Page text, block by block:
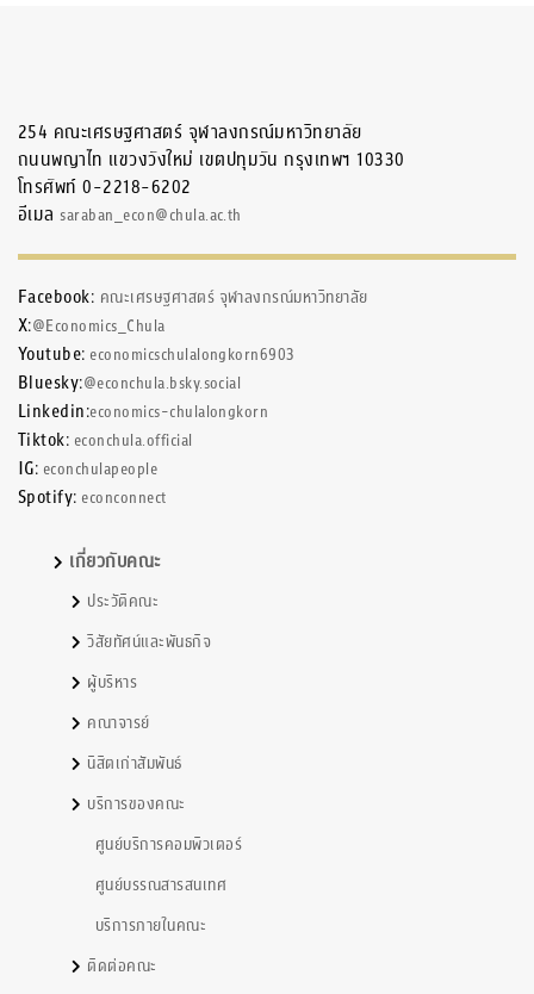
254 คณะเศรษฐศาสตร์ จุฬาลงกรณ์มหาวิทยาลัย
ถนนพญาไท แขวงวังใหม่ เขตปทุมวัน กรุงเทพฯ 10330
โทรศัพท์ 0-2218-6202
อีเมลsaraban_econ@chula.ac.th
Facebook: คณะเศรษฐศาสตร์ จุฬาลงกรณ์มหาวิทยาลัย
X:@Economics_Chula
Youtube: economicschulalongkorn6903
Bluesky:@econchula.bsky.social
Linkedin:economics-chulalongkorn
Tiktok: econchula.official
IG: econchulapeople
Spotify: econconnect
เกี่ยวกับคณะ
ประวัติคณะ
วิสัยทัศน์และพันธกิจ
ผู้บริหาร
คณาจารย์
นิสิตเก่าสัมพันธ์
บริการของคณะ
ศูนย์บริการคอมพิวเตอร์
ศูนย์บรรณสารสนเทศ
บริการภายในคณะ
ติดต่อคณะ